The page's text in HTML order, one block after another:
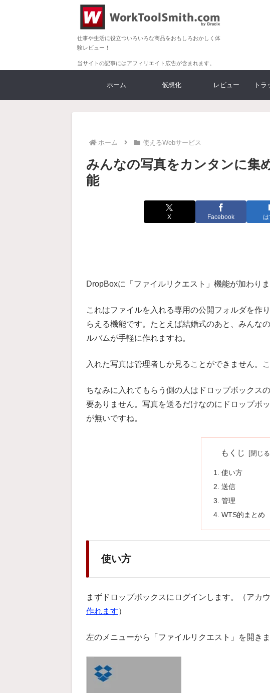
仕事や生活に役立ついろいろな商品をおもしろおかしく体
験レビュー！
当サイトの記事にはアフィリエイト広告が含まれます。
ホーム 仮想化 レビュー
ホーム 使えるWebサービス
みんなの写真をカンタンに集
能
X Facebook
DropBoxに「ファイルリクエスト」機能が加わりま
これはファイルを入れる専用の公開フォルダを作
らえる機能です。たとえば結婚式のあと、みんな
ルバムが手軽に作れますね。
入れた写真は管理者しか見ることができません。こ
ちなみに入れてもらう側の人はドロップボックス
要ありません。写真を送るだけなのにドロップボ
が無いですね。
もくじ
使い方
送信
管理
WTS的まとめ
使い方
まずドロップボックスにログインします。（アカ
作れます）
左のメニューから「ファイルリクエスト」を開きま